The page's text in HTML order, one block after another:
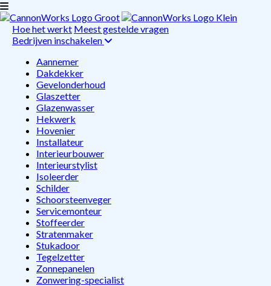
Hoe het werkt Meest gestelde vragen
Bedrijven inschakelen
Aannemer
Dakdekker
Gevelonderhoud
Glaszetter
Glazenwasser
Hekwerk
Hovenier
Installateur
Interieurbouwer
Interieurstylist
Isoleerder
Schilder
Schoorsteenveger
Servicemonteur
Stoffeerder
Stratenmaker
Stukadoor
Tegelzetter
Zonnepanelen
Zonwering-specialist